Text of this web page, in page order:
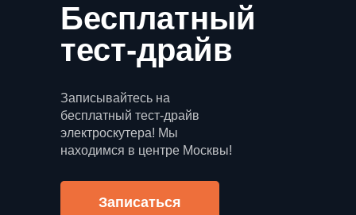
Бесплатный
тест-драйв
Записывайтесь на
бесплатный тест-драйв
электроскутера! Мы
находимся в центре Москвы!
Записаться